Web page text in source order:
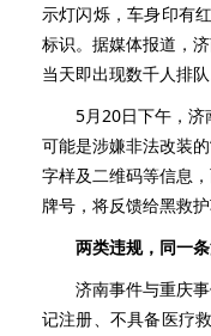
示灯闪烁，车身印有
标识。据媒体报道，
当天即出现数千人排
5月20日下午，济南
可能是涉嫌非法改装
字样及二维码等信息
牌号，将反馈给黑救
两类违规，同一
济南事件与重庆事
记注册、不具备医疗